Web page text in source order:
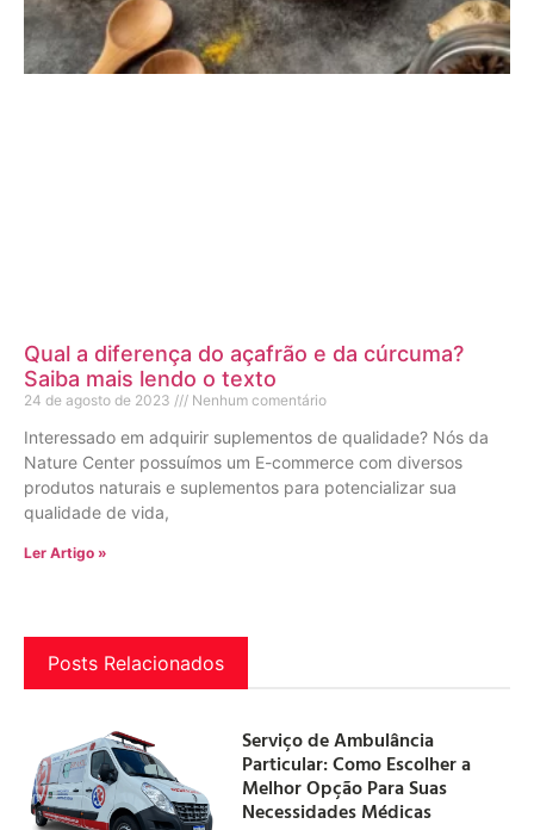
Qual a diferença do açafrão e da cúrcuma?
Saiba mais lendo o texto
24 de agosto de 2023 Nenhum comentário
Interessado em adquirir suplementos de qualidade? Nós da
Nature Center possuímos um E-commerce com diversos
produtos naturais e suplementos para potencializar sua
qualidade de vida,
Ler Artigo »
Posts Relacionados
Serviço de Ambulância
Particular: Como Escolher a
Melhor Opção Para Suas
Necessidades Médicas